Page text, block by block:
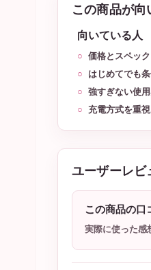
この商品が向
向いている人
価格とスペッ
はじめてでも
強すぎない使
充電方式を重
ユーザーレビ
この商品の口
実際に使った感